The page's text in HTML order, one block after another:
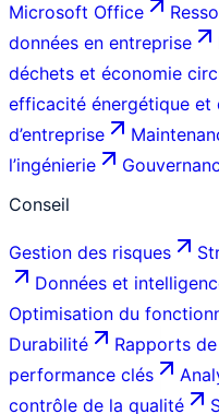
Microsoft Office
données en entreprise
déchets et économie
efficacité énergétique et
d’entreprise
l’ingénierie
Conseil
Gestion des risques
Données et
Optimisation du
Durabilité
Rapports
performance clés
contrôle de la qualité